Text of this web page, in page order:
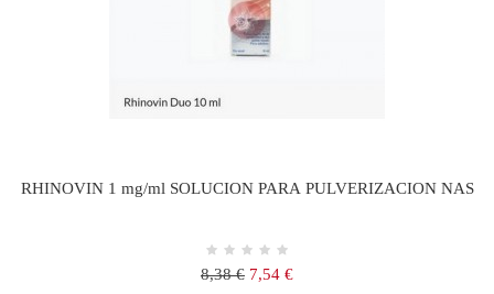
RHINOVIN 1 mg/ml SOLUCION PARA PULVERIZACION NAS
Precio
8,38 € Precio
7,54 €